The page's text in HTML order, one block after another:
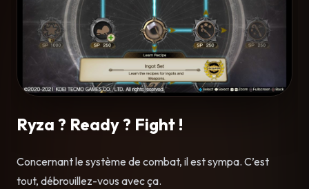
Ryza ? Ready ? Fight !
Concernant le système de combat, il est sympa. C’est
tout, débrouillez-vous avec ça.